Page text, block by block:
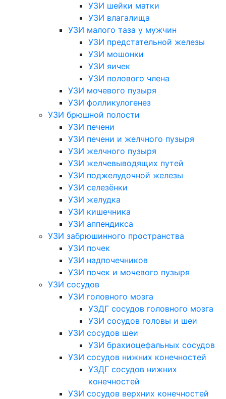
УЗИ шейки матки
УЗИ влагалища
УЗИ малого таза у мужчин
УЗИ предстательной железы
УЗИ мошонки
УЗИ яичек
УЗИ полового члена
УЗИ мочевого пузыря
УЗИ фолликулогенез
УЗИ брюшной полости
УЗИ печени
УЗИ печени и желчного пузыря
УЗИ желчного пузыря
УЗИ желчевыводящих путей
УЗИ поджелудочной железы
УЗИ селезёнки
УЗИ желудка
УЗИ кишечника
УЗИ аппендикса
УЗИ забрюшинного пространства
УЗИ почек
УЗИ надпочечников
УЗИ почек и мочевого пузыря
УЗИ сосудов
УЗИ головного мозга
УЗДГ сосудов головного мозга
УЗИ сосудов головы и шеи
УЗИ сосудов шеи
УЗИ брахиоцефальных сосудов
УЗИ сосудов нижних конечностей
УЗДГ сосудов нижних
конечностей
УЗИ сосудов верхних конечностей